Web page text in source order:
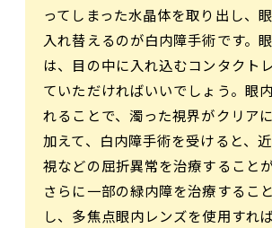
ってしまった水晶体を取り出し、
入れ替えるのが白内障手術です。
は、目の中に入れ込むコンタクト
ていただければいいでしょう。眼
れることで、濁った視界がクリアに
加えて、白内障手術を受けると、
視などの屈折異常を治療することが
さらに一部の緑内障を治療するこ
し、多焦点眼内レンズを使用すれ